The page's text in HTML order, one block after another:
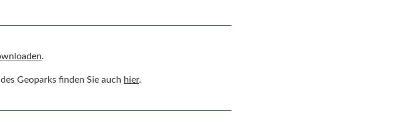
.
Geoparks finden Sie auch hier.